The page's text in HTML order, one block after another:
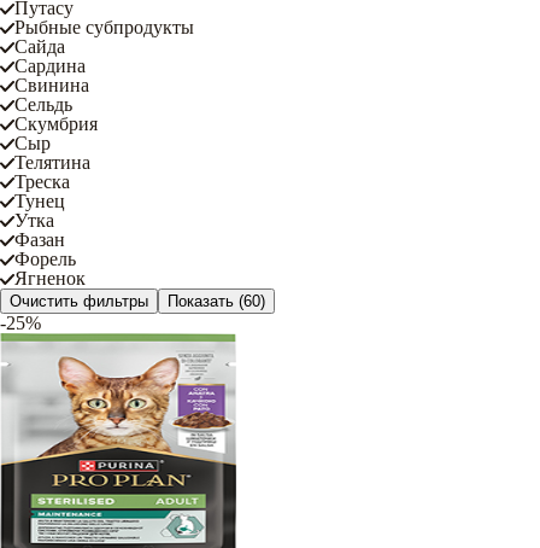
Путасу
Рыбные субпродукты
Сайда
Сардина
Свинина
Сельдь
Скумбрия
Сыр
Телятина
Треска
Тунец
Утка
Фазан
Форель
Ягненок
Очистить фильтры Показать (60)
-25%